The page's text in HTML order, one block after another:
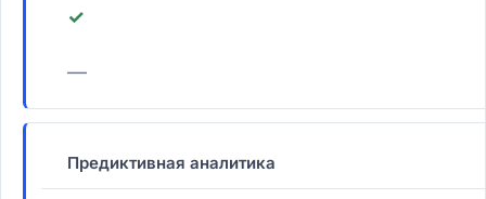
✓
—
Предиктивная аналитика